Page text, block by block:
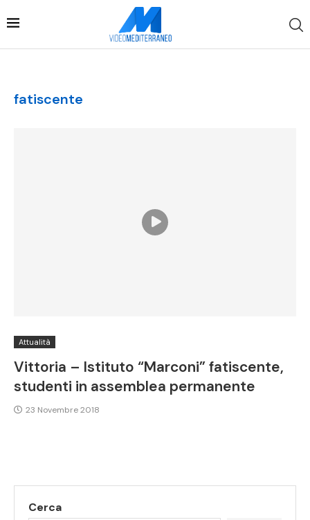
fatiscente
Attualità
Vittoria – Istituto “Marconi” fatiscente,
studenti in assemblea permanente
23 Novembre 2018
Cerca